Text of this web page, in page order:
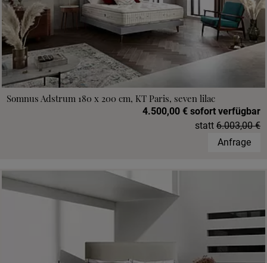
Somnus Adstrum 180 x 200 cm, KT Paris, seven lilac
4.500,00 € sofort verfügbar
statt 6.003,00 €
Anfrage